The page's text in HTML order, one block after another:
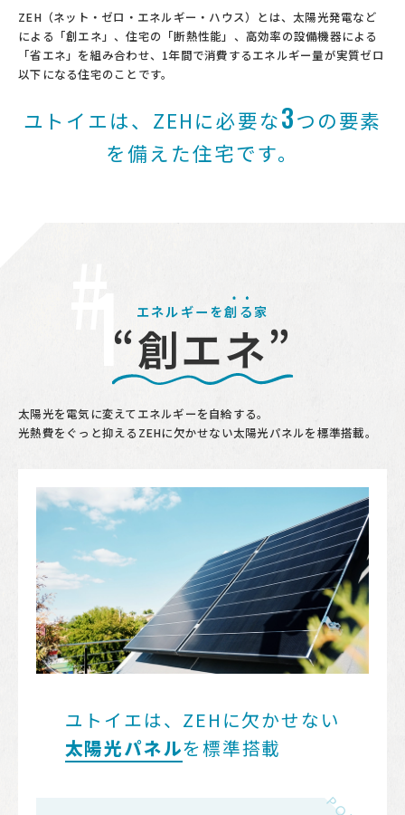
ZEH（ネット・ゼロ・エネルギー・ハウス）とは、太陽光発電など
による「創エネ」、住宅の「断熱性能」、高効率の設備機器による
「省エネ」を組み合わせ、1年間で消費するエネルギー量が実質ゼロ
以下になる住宅のことです。
ユトイエは、ZEHに必要な3つの要素
を備えた住宅です。
1 エネルギーを創る家
“創エネ”
太陽光を電気に変えてエネルギーを自給する。
光熱費をぐっと抑えるZEHに欠かせない太陽光パネルを標準搭載。
ユトイエは、ZEHに欠かせない
太陽光パネルを標準搭載